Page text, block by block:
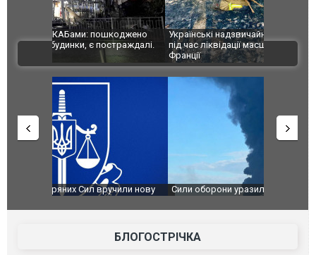
Українські надзвичайники врятували козуленя
під час ліквідації масштабної лісової пожежі у
СБУ за
Болгарії
ВІДЕО
Сили оборони уразили Ярославський НПЗ:
атаку. ВІДЕО
Неймар
БЛОГОСТРІЧКА